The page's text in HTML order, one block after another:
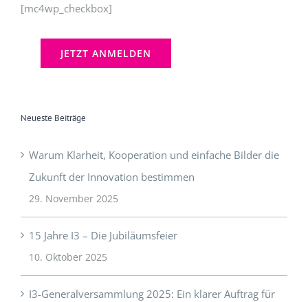
[mc4wp_checkbox]
Neueste Beiträge
Warum Klarheit, Kooperation und einfache Bilder die
Zukunft der Innovation bestimmen
29. November 2025
15 Jahre I3 – Die Jubiläumsfeier
10. Oktober 2025
I3-Generalversammlung 2025: Ein klarer Auftrag für